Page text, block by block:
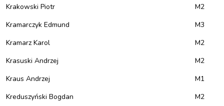
Krakowski Piotr
M2
Kramarczyk Edmund
M3
Kramarz Karol
M2
Krasuski Andrzej
M2
Kraus Andrzej
M1
Kreduszyński Bogdan
M2